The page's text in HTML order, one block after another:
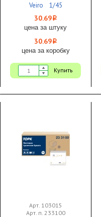
Veiro 1/45
30.69i
цена за штуку
30.69i
цена за коробку
Купить
Арт. 103015
Арт. п. 233100